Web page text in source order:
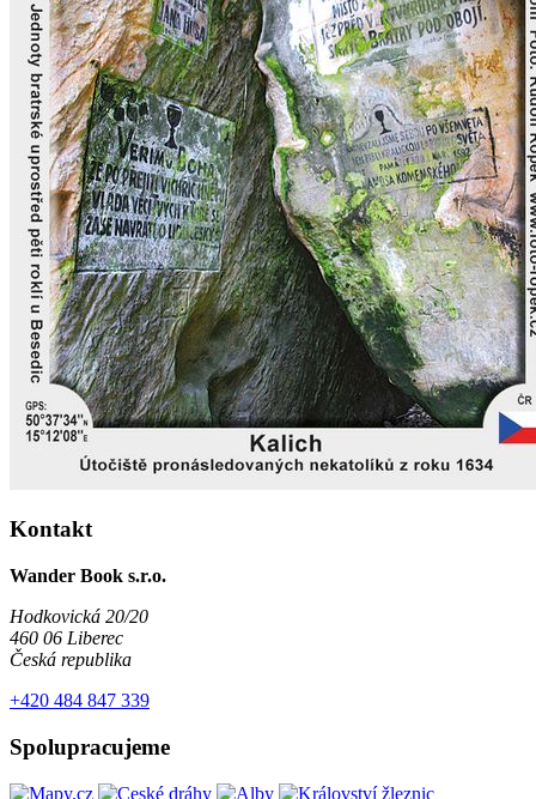
Kontakt
Wander Book s.r.o.
Hodkovická 20/20
460 06 Liberec
Česká republika
+420 484 847 339
Spolupracujeme